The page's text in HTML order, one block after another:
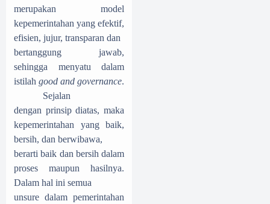
merupakan model
kepemerintahan yang efektif,
efisien, jujur, transparan dan
bertanggung jawab,
sehingga menyatu dalam
istilah good and governance.
Sejalan
dengan prinsip diatas, maka
kepemerintahan yang baik,
bersih, dan berwibawa,
berarti baik dan bersih dalam
proses maupun hasilnya.
Dalam hal ini semua
unsure dalam pemerintahan